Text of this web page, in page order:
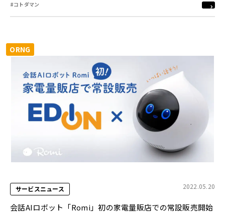
#コトダマン
ORNG
サービスニュース 2022.05.20
会話AIロボット「Romi」初の家電量販店での常設販売開始